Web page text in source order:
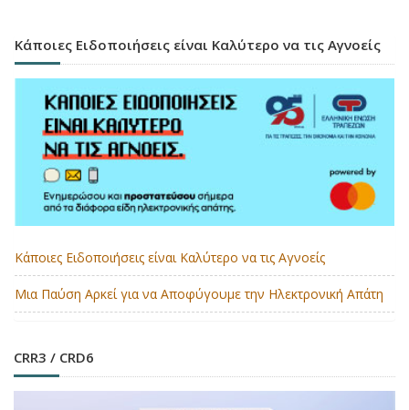
Κάποιες Ειδοποιήσεις είναι Καλύτερο να τις Αγνοείς
Κάποιες Ειδοποιήσεις είναι Καλύτερο να τις Αγνοείς
Μια Παύση Αρκεί για να Αποφύγουμε την Ηλεκτρονική Απάτη
CRR3 / CRD6